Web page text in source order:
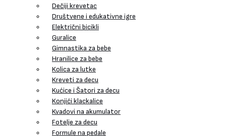
Dečiji krevetac
Društvene i edukativne igre
Električni bicikli
Guralice
Gimnastika za bebe
Hranilice za bebe
Kolica za lutke
Kreveti za decu
Kućice i Šatori za decu
Konjići klackalice
Kvadovi na akumulator
Fotelje za decu
Formule na pedale